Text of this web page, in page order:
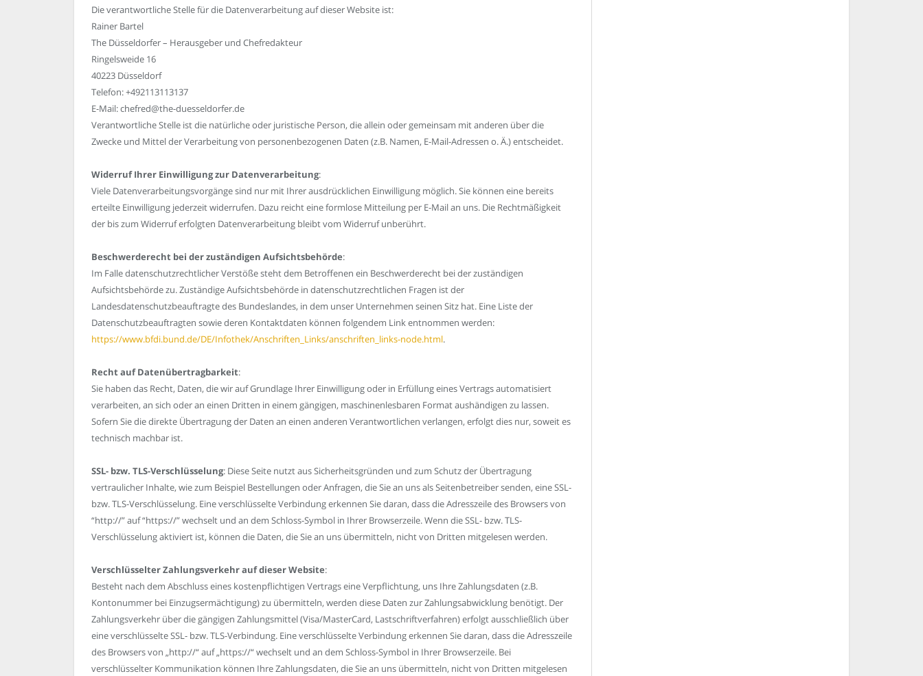
Die verantwortliche Stelle für die Datenverarbeitung auf dieser Website ist:
Rainer Bartel
The Düsseldorfer – Herausgeber und Chefredakteur
Ringelsweide 16
40223 Düsseldorf
Telefon: +492113113137
E-Mail: chefred@the-duesseldorfer.de
Verantwortliche Stelle ist die natürliche oder juristische Person, die allein oder gemeinsam mit anderen über die
Zwecke und Mittel der Verarbeitung von personenbezogenen Daten (z.B. Namen, E-Mail-Adressen o. Ä.) entscheidet.
Widerruf Ihrer Einwilligung zur Datenverarbeitung:
Viele Datenverarbeitungsvorgänge sind nur mit Ihrer ausdrücklichen Einwilligung möglich. Sie können eine bereits
erteilte Einwilligung jederzeit widerrufen. Dazu reicht eine formlose Mitteilung per E-Mail an uns. Die Rechtmäßigkeit
der bis zum Widerruf erfolgten Datenverarbeitung bleibt vom Widerruf unberührt.
Beschwerderecht bei der zuständigen Aufsichtsbehörde:
Im Falle datenschutzrechtlicher Verstöße steht dem Betroffenen ein Beschwerderecht bei der zuständigen
Aufsichtsbehörde zu. Zuständige Aufsichtsbehörde in datenschutzrechtlichen Fragen ist der
Landesdatenschutzbeauftragte des Bundeslandes, in dem unser Unternehmen seinen Sitz hat. Eine Liste der
Datenschutzbeauftragten sowie deren Kontaktdaten können folgendem Link entnommen werden:
https://www.bfdi.bund.de/DE/Infothek/Anschriften_Links/anschriften_links-node.html.
Recht auf Datenübertragbarkeit:
Sie haben das Recht, Daten, die wir auf Grundlage Ihrer Einwilligung oder in Erfüllung eines Vertrags automatisiert
verarbeiten, an sich oder an einen Dritten in einem gängigen, maschinenlesbaren Format aushändigen zu lassen.
Sofern Sie die direkte Übertragung der Daten an einen anderen Verantwortlichen verlangen, erfolgt dies nur, soweit es
technisch machbar ist.
SSL- bzw. TLS-Verschlüsselung: Diese Seite nutzt aus Sicherheitsgründen und zum Schutz der Übertragung
vertraulicher Inhalte, wie zum Beispiel Bestellungen oder Anfragen, die Sie an uns als Seitenbetreiber senden, eine SSL-
bzw. TLS-Verschlüsselung. Eine verschlüsselte Verbindung erkennen Sie daran, dass die Adresszeile des Browsers von
“http://” auf “https://” wechselt und an dem Schloss-Symbol in Ihrer Browserzeile. Wenn die SSL- bzw. TLS-
Verschlüsselung aktiviert ist, können die Daten, die Sie an uns übermitteln, nicht von Dritten mitgelesen werden.
Verschlüsselter Zahlungsverkehr auf dieser Website:
Besteht nach dem Abschluss eines kostenpflichtigen Vertrags eine Verpflichtung, uns Ihre Zahlungsdaten (z.B.
Kontonummer bei Einzugsermächtigung) zu übermitteln, werden diese Daten zur Zahlungsabwicklung benötigt. Der
Zahlungsverkehr über die gängigen Zahlungsmittel (Visa/MasterCard, Lastschriftverfahren) erfolgt ausschließlich über
eine verschlüsselte SSL- bzw. TLS-Verbindung. Eine verschlüsselte Verbindung erkennen Sie daran, dass die Adresszeile
des Browsers von „http://“ auf „https://“ wechselt und an dem Schloss-Symbol in Ihrer Browserzeile. Bei
verschlüsselter Kommunikation können Ihre Zahlungsdaten, die Sie an uns übermitteln, nicht von Dritten mitgelesen